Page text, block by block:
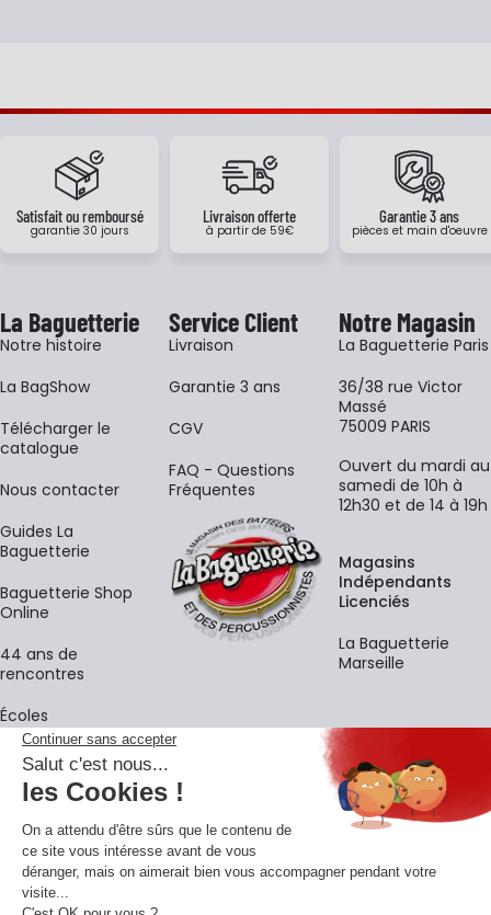
Satisfait ou remboursé
garantie 30 jours
Livraison offerte
à partir de 59€
Garantie 3 ans
pièces et main d'oeuvre
La Baguetterie
Notre histoire
La BagShow
​Télécharger le
catalogue
Nous contacter
Guides La
Baguetterie
Baguetterie Shop
Online
44 ans de
rencontres
Écoles
Service Client
Livraison
Garantie 3 ans
CGV
FAQ - Questions
Fréquentes
Notre Magasin
La Baguetterie Paris
36/38 rue Victor
Massé
75009 PARIS
Ouvert du mardi au
samedi de 10h à
12h30 et de 14 à 19h
Magasins
Indépendants
Licenciés
La Baguetterie
Marseille
La newsletter
Adresse e-mail
En vous inscrivant à notre newsletter, vous acceptez notre
confidentialité.
Retrouvons-nous sur